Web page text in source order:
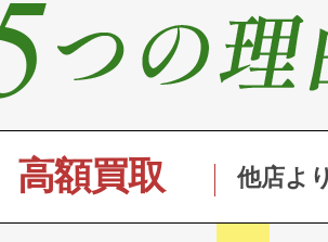
高額買取 他店より